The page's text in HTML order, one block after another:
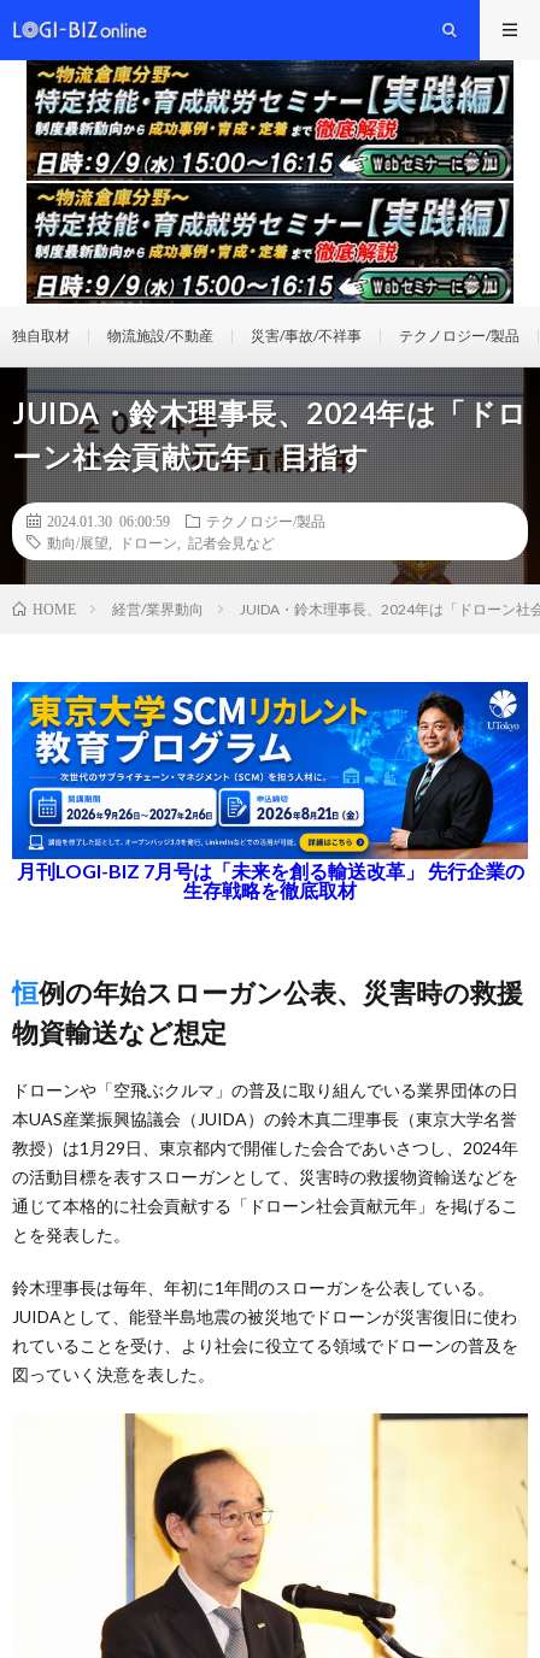
独自取材 物流施設/不動産 災害/事故/不祥事 テクノロジー/製品
JUIDA・鈴木理事長、2024年は「ドロ
ーン社会貢献元年」目指す
2024.01.30 06:00:59
テクノロジー/製品
動向/展望
ドローン 記者会見など
HOME 経営/業界動向 JUIDA・鈴木理事長、2024年は「ドローン社
月刊LOGI-BIZ 7月号は「未来を創る輸送改革」 先行企業の
生存戦略を徹底取材
恒例の年始スローガン公表、災害時の救援
物資輸送など想定
ドローンや「空飛ぶクルマ」の普及に取り組んでいる業界団体の日
本UAS産業振興協議会（JUIDA）の鈴木真二理事長（東京大学名誉
教授）は1月29日、東京都内で開催した会合であいさつし、2024年
の活動目標を表すスローガンとして、災害時の救援物資輸送などを
通じて本格的に社会貢献する「ドローン社会貢献元年」を掲げるこ
とを発表した。
鈴木理事長は毎年、年初に1年間のスローガンを公表している。
JUIDAとして、能登半島地震の被災地でドローンが災害復旧に使わ
れていることを受け、より社会に役立てる領域でドローンの普及を
図っていく決意を表した。